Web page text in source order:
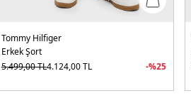
Tommy Hilfiger
Erkek Şort
5.499,00TL4.124,00TL -%25